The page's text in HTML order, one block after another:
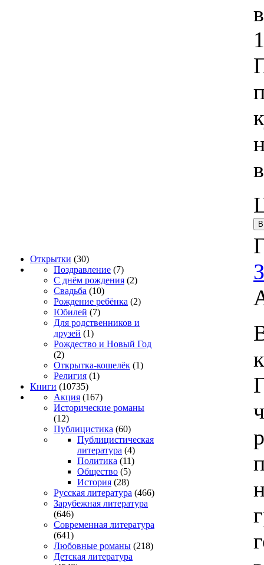
Открытки (30)
Поздравление (7)
С днём рождения (2)
Свадьба (10)
Рождение ребёнка (2)
Юбилей (7)
Для родственников и
друзей (1)
Рождество и Новый Год
(2)
Открытка-кошелёк (1)
Религия (1)
Книги (10735)
Акция (167)
Исторические романы
(12)
Публицистика (60)
Публицистическая
литература (4)
Политика (11)
Общество (5)
История (28)
Русская литература (466)
Зарубежная литература
(646)
Современная литература
(641)
Любовные романы (218)
Детская литература